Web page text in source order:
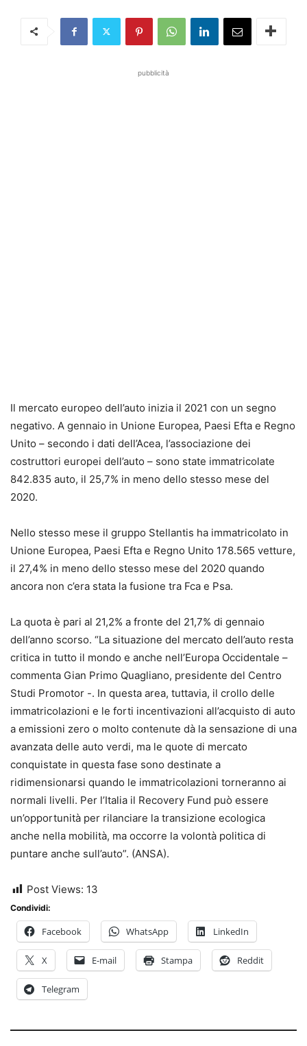
pubblicità
Il mercato europeo dell’auto inizia il 2021 con un segno
negativo. A gennaio in Unione Europea, Paesi Efta e Regno
Unito – secondo i dati dell’Acea, l’associazione dei
costruttori europei dell’auto – sono state immatricolate
842.835 auto, il 25,7% in meno dello stesso mese del
2020.
Nello stesso mese il gruppo Stellantis ha immatricolato in
Unione Europea, Paesi Efta e Regno Unito 178.565 vetture,
il 27,4% in meno dello stesso mese del 2020 quando
ancora non c’era stata la fusione tra Fca e Psa.
La quota è pari al 21,2% a fronte del 21,7% di gennaio
dell’anno scorso. “La situazione del mercato dell’auto resta
critica in tutto il mondo e anche nell’Europa Occidentale –
commenta Gian Primo Quagliano, presidente del Centro
Studi Promotor -. In questa area, tuttavia, il crollo delle
immatricolazioni e le forti incentivazioni all’acquisto di auto
a emissioni zero o molto contenute dà la sensazione di una
avanzata delle auto verdi, ma le quote di mercato
conquistate in questa fase sono destinate a
ridimensionarsi quando le immatricolazioni torneranno ai
normali livelli. Per l’Italia il Recovery Fund può essere
un’opportunità per rilanciare la transizione ecologica
anche nella mobilità, ma occorre la volontà politica di
puntare anche sull’auto”. (ANSA).
Post Views: 13
Condividi:
Facebook WhatsApp LinkedIn
X E-mail Stampa Reddit
Telegram